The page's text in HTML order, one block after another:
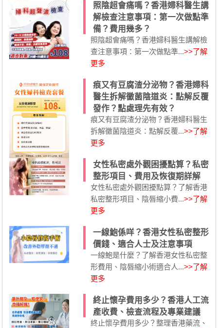
照陰超會痛嗎？香港婦科醫生講
解檢查注意事項：第一次做點準
備？費用幾多？
照陰超會痛嗎？香港婦科醫生講解檢
查注意事項：第一次做點準...>>了解
更多
痕又有豆腐渣分泌物？香港婦科
醫生拆解黴菌陰道炎：點解反覆
發作？點處理先有效？
痕又有豆腐渣分泌物？香港婦科醫生
拆解黴菌陰道炎：點解反覆...>>了解
更多
女性私密處外觀困擾點算？私密
整形項目、費用及恢復期詳解
女性私密處外觀困擾點算？了解香港
私密整形項目、陰唇縮小費...>>了解
更多
一線鮑係咩？香港女性私密整形
價錢、適合人士及注意事項
一線鮑是什麼？了解香港女性私密整
形費用、陰唇縮小術適合人...>>了解
更多
終止懷孕費用多少？香港人工流
產收費、檢查流程及專業建議
終止懷孕費用多少？整理香港藥流、